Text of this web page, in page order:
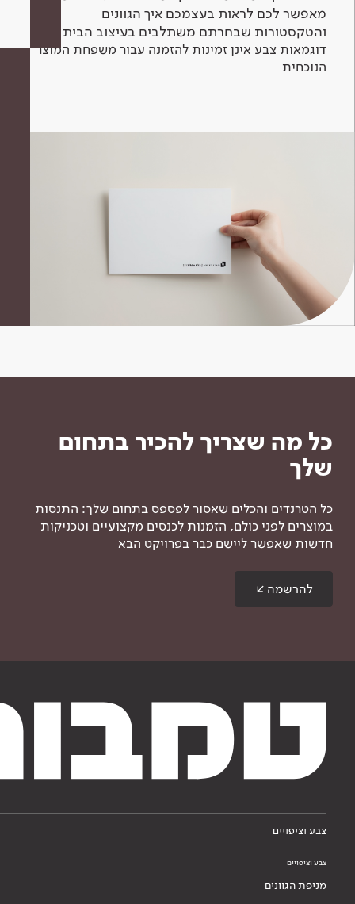
מאפשר לכם לראות בעצמכם איך הגוונים
והטקסטורות שבחרתם משתלבים בעיצוב הבית.
דוגמאות צבע אינן זמינות להזמנה עבור משפחת המוצר
הנוכחית
כל מה שצריך להכיר בתחום
שלך
כל הטרנדים והכלים שאסור לפספס בתחום שלך: התנסות
במוצרים לפני כולם, הזמנות לכנסים מקצועיים וטכניקות
חדשות שאפשר ליישם כבר בפרויקט הבא
להרשמה
צבע וציפויים
צבע וציפויים
מניפת הגוונים